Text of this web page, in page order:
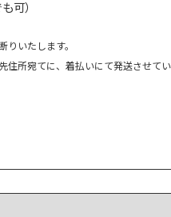
可）
いたします。
所宛てに、着払いにて発送させてい